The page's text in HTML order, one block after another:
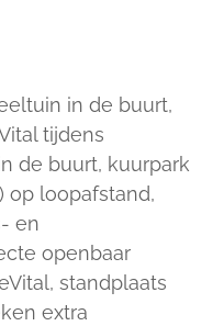
in de buurt,
tijdens
de buurt, kuurpark
op loopafstand,
en
openbaar
standplaats
extra